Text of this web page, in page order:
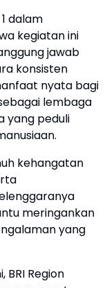
dalam
kegiatan ini
jawab
konsisten
nyata bagi
lembaga
yang peduli
kehangatan
meringankan
yang
BRI Region